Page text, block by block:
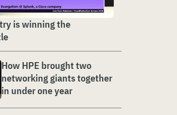
is winning the
How HPE brought two
networking giants together
in under one year